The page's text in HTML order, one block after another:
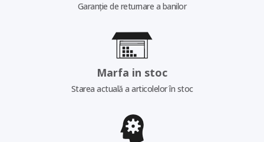
Garanție de returnare a banilor
Marfa in stoc
Starea actuală a articolelor în stoc